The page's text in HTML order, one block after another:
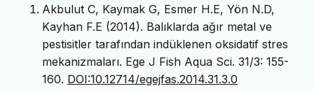
Akbulut C, Kaymak G, Esmer H.E, Yön N.D,
Kayhan F.E (2014). Balıklarda ağır metal ve
pestisitler tarafından indüklenen oksidatif stres
mekanizmaları. Ege J Fish Aqua Sci. 31/3: 155-
160. DOI:10.12714/egejfas.2014.31.3.0